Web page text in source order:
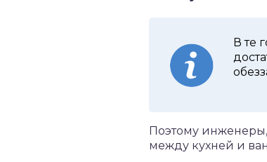
В те
Поэтому
между кухней и